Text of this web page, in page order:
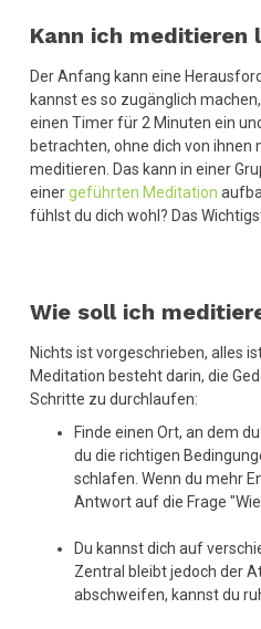
Kann ich meditieren
Der Anfang kann eine
kannst es so zugänglich
einen Timer für 2 Minuten ein
betrachten, ohne dich von
meditieren. Das kann in einer
einergeführten Meditation
fühlst du dich wohl? Das
Wie soll ich
Nichts ist vorgeschrieben, alles
Meditation besteht darin, die
Schritte zu durchlaufen:
Finde einen Ort, an dem
du die richtigen
schlafen. Wenn du mehr
Antwort auf die Frage
Du kannst dich auf
Zentral bleibt jedoch der
abschweifen, kannst du